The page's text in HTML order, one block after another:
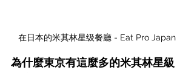
在日本的米其林星级餐廳 - Eat Pro Japan
為什麼東京有這麼多的米其林星級